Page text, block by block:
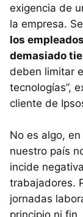
exigencia de
la empresa.
los
demasiado
deben limitar
tecnologías”,
cliente de
No es algo,
nuestro país
incide
trabajadores.
jornadas
principio ni